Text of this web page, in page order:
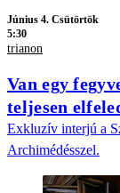
Június 4. Csütörtök
5:30
trianon
Van egy
teljesen
Exkluzív interjú a
Archimédésszel.